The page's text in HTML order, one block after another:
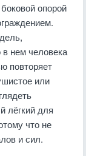
опорой
в нем человека
повторяет
или
лёгкий для
что не
и сил.